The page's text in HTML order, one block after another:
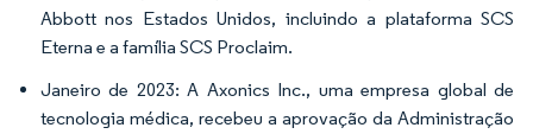
Abbott nos Estados Unidos, incluindo a plataforma SCS
Eterna e a família SCS Proclaim.
Janeiro de 2023: A Axonics Inc., uma empresa global de
tecnologia médica, recebeu a aprovação da Administração